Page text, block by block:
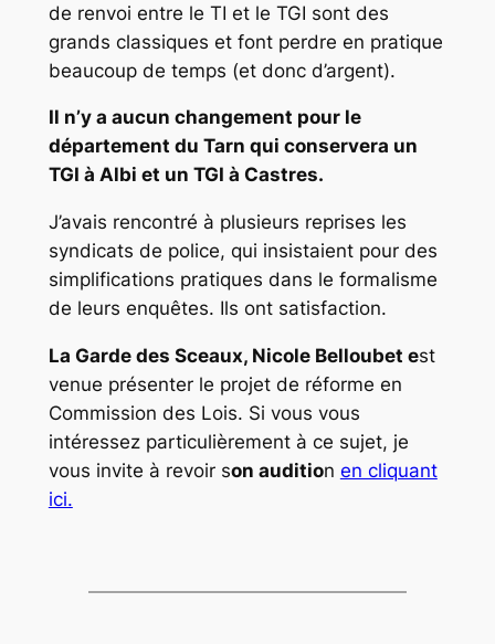
de renvoi entre le TI et le TGI sont des
grands classiques et font perdre en pratique
beaucoup de temps (et donc d’argent).
Il n’y a aucun changement pour le
département du Tarn qui conservera un
TGI à Albi et un TGI à Castres.
J’avais rencontré à plusieurs reprises les
syndicats de police, qui insistaient pour des
simplifications pratiques dans le formalisme
de leurs enquêtes. Ils ont satisfaction.
La Garde des Sceaux, Nicole Belloubet est
venue présenter le projet de réforme en
Commission des Lois. Si vous vous
intéressez particulièrement à ce sujet, je
vous invite à revoir son audition en cliquant
ici.